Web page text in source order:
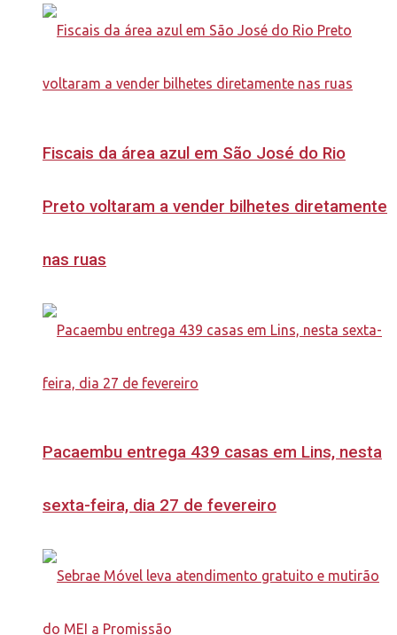
Fiscais da área azul em São José do Rio
Preto voltaram a vender bilhetes diretamente
nas ruas
Pacaembu entrega 439 casas em Lins, nesta
sexta-feira, dia 27 de fevereiro